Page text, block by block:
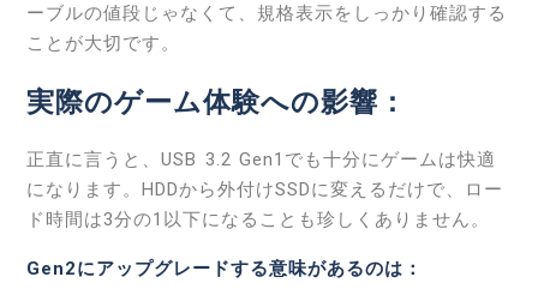
ーブルの値段じゃなくて、規格表示をしっかり確認する
ことが大切です。
実際のゲーム体験への影響：
正直に言うと、USB 3.2 Gen1でも十分にゲームは快適
になります。HDDから外付けSSDに変えるだけで、ロー
ド時間は3分の1以下になることも珍しくありません。
Gen2にアップグレードする意味があるのは：